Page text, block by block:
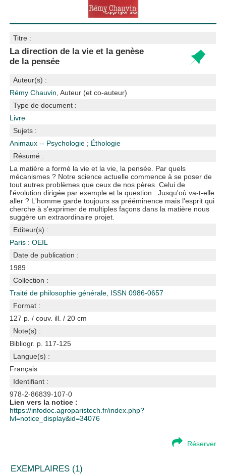
Titre :
La direction de la vie et la genèse
de la pensée
Auteur(s) :
Rémy Chauvin , Auteur (et co-auteur)
Type de document :
Livre
Sujets :
Animaux -- Psychologie ; Éthologie
Résumé :
La matière a formé la vie et la vie, la pensée. Par quels
mécanismes ? Notre science actuelle commence à se poser de
tout autres problèmes que ceux de nos pères. Celui de
l'évolution dirigée par exemple et la question : Jusqu'où va-t-elle
aller ? L'homme garde toujours sa prééminence mais l'esprit qui
cherche à s'exprimer de multiples façons dans la matière nous
suggère un extraordinaire projet.
Editeur(s) :
Paris : OEIL
Date de publication :
1989
Collection :
Traité de philosophie générale, ISSN 0986-0657
Format :
127 p. / couv. ill. / 20 cm
Note(s) :
Bibliogr. p. 117-125
Langue(s) :
Français
Identifiant :
978-2-86839-107-0
Lien vers la notice :
https://infodoc.agroparistech.fr/index.php?
lvl=notice_display&id=34076
Réserver
EXEMPLAIRES (1)